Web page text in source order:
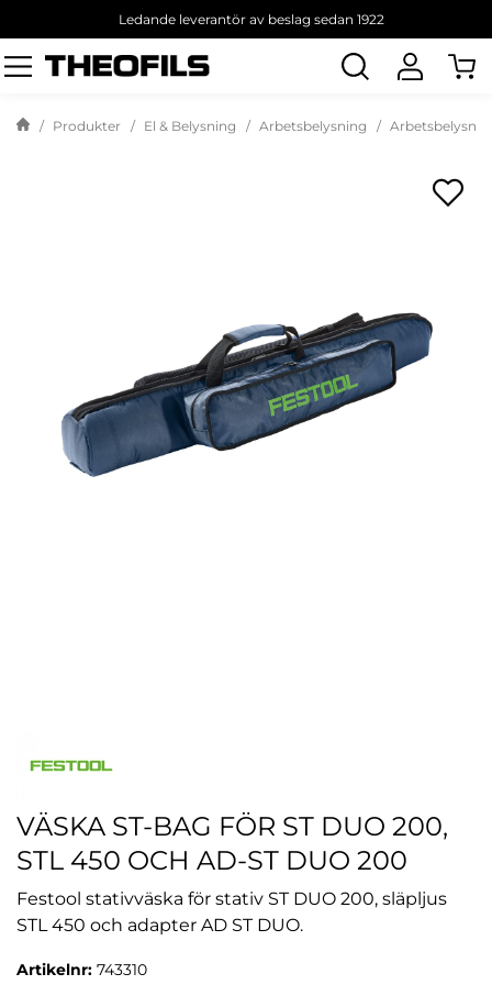
Ledande leverantör av beslag sedan 1922
Sök
produkt
Produkter El & Belysning Arbetsbelysning
VÄSKA ST-BAG FÖR ST DUO 200,
STL 450 OCH AD-ST DUO 200
Festool stativväska för stativ ST DUO 200, släpljus
STL 450 och adapter AD ST DUO.
Artikelnr: 743310